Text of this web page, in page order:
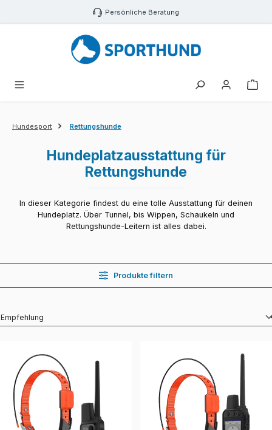
Zum Hauptinhalt springen Persönliche Beratung
Hundesport Rettungshunde
Hundeplatzausstattung für
Rettungshunde
In dieser Kategorie findest du eine tolle Ausstattung für deinen
Hundeplatz. Über Tunnel, bis Wippen, Schaukeln und
Rettungshunde-Leitern ist alles dabei.
Produkte filtern